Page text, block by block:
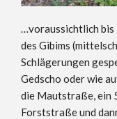
…voraussichtlich bis
des Gibims
Schlägerungen
Gedscho oder wie
die Mautstraße, ein
Forststraße und